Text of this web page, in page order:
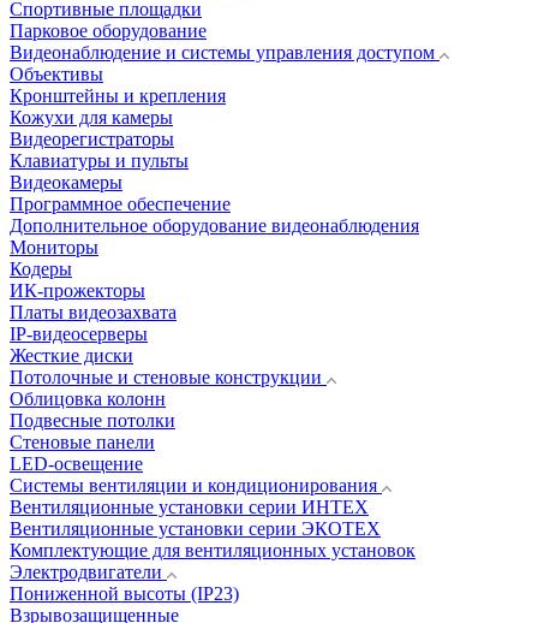
Спортивные площадки
Парковое оборудование
Видеонаблюдение и системы управления доступом
Объективы
Кронштейны и крепления
Кожухи для камеры
Видеорегистраторы
Клавиатуры и пульты
Видеокамеры
Программное обеспечение
Дополнительное оборудование видеонаблюдения
Мониторы
Кодеры
ИК-прожекторы
Платы видеозахвата
IP-видеосерверы
Жесткие диски
Потолочные и стеновые конструкции
Облицовка колонн
Подвесные потолки
Стеновые панели
LED-освещение
Системы вентиляции и кондиционирования
Вентиляционные установки серии ИНТЕХ
Вентиляционные установки серии ЭКОТЕХ
Комплектующие для вентиляционных установок
Электродвигатели
Пониженной высоты (IP23)
Взрывозащищенные